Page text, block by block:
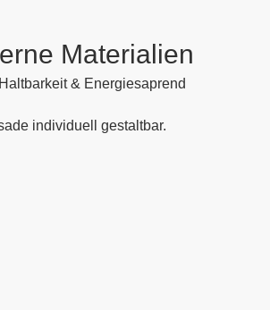
Materialien
& Energiesaprend
individuell gestaltbar.